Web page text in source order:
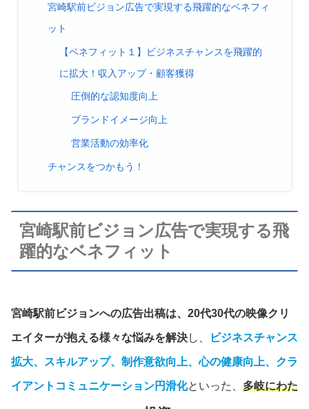
宮崎駅前ビジョン広告で実現する飛躍的なベネフィ
ット
【ベネフィット１】ビジネスチャンスを飛躍的
に拡大！収入アップ・顧客獲得
圧倒的な認知度向上
ブランドイメージ向上
営業活動の効率化
チャンスをつかもう！
宮崎駅前ビジョン広告で実現する飛
躍的なベネフィット
宮崎駅前ビジョンへの広告出稿は、20代30代の映像クリ
エイターが抱える様々な悩みを解決し、 ビジネスチャンス
拡大、スキルアップ、制作意欲向上、心の健康向上、クラ
イアントコミュニケーション円滑化といった、 多岐にわた